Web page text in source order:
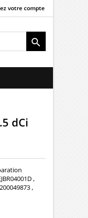
votre compte

dCi
,
,